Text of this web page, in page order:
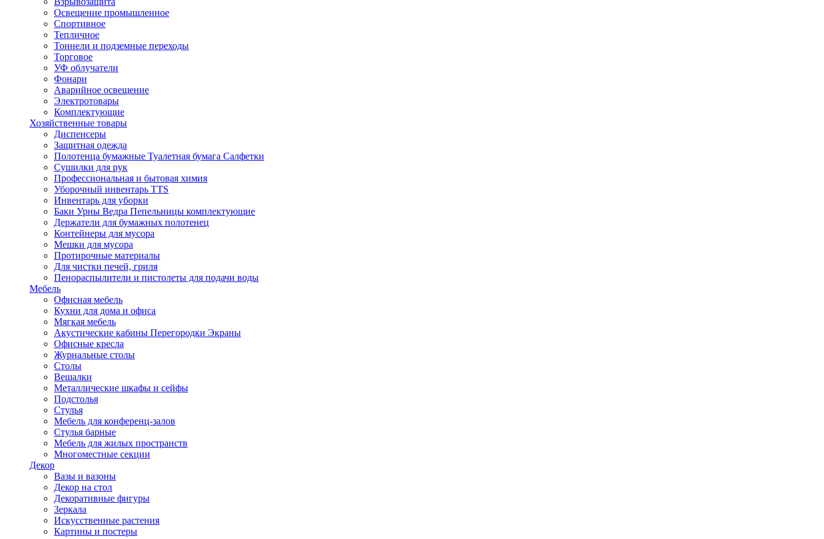
Освещение промышленное
Спортивное
Тепличное
Тоннели и подземные переходы
Торговое
УФ облучатели
Фонари
Аварийное освещение
Электротовары
Комплектующие
Хозяйственные товары
Диспенсеры
Защитная одежда
Полотенца бумажные Туалетная бумага Салфетки
Сушилки для рук
Профессиональная и бытовая химия
Уборочный инвентарь TTS
Инвентарь для уборки
Баки Урны Ведра Пепельницы комплектующие
Держатели для бумажных полотенец
Контейнеры для мусора
Мешки для мусора
Протирочные материалы
Для чистки печей, гриля
Пенораспылители и пистолеты для подачи воды
Мебель
Офисная мебель
Кухни для дома и офиса
Мягкая мебель
Акустические кабины Перегородки Экраны
Офисные кресла
Журнальные столы
Столы
Вешалки
Металлические шкафы и сейфы
Подстолья
Стулья
Мебель для конференц-залов
Стулья барные
Мебель для жилых пространств
Многоместные секции
Декор
Вазы и вазоны
Декор на стол
Декоративные фигуры
Зеркала
Искусственные растения
Картины и постеры